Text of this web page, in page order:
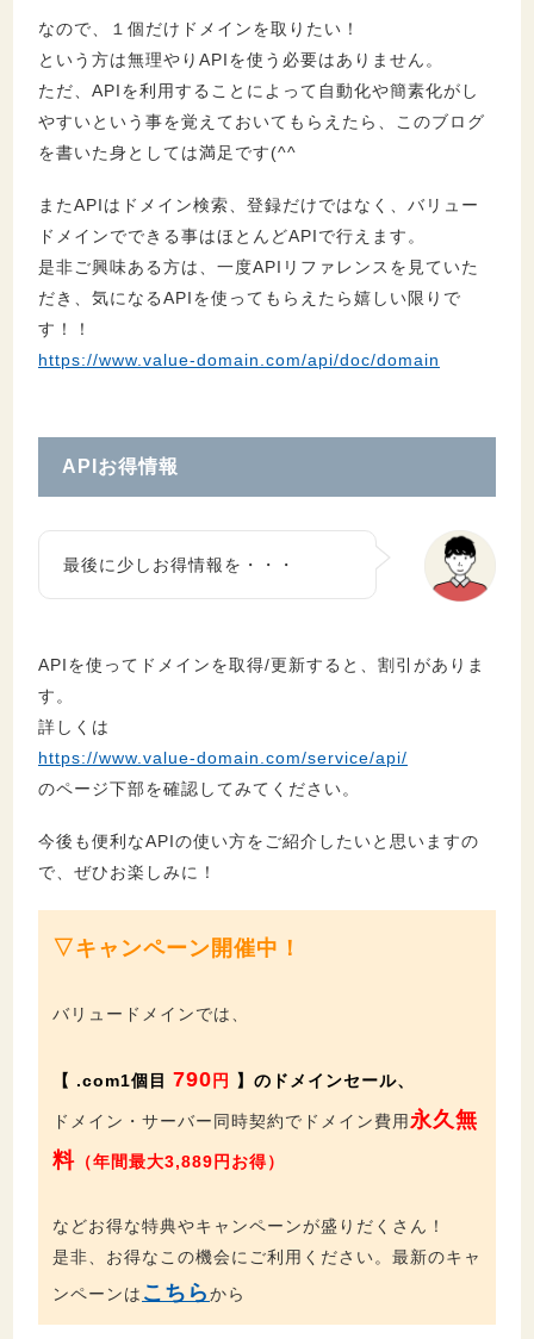
なので、１個だけドメインを取りたい！
という方は無理やりAPIを使う必要はありません。
ただ、APIを利用することによって自動化や簡素化がし
やすいという事を覚えておいてもらえたら、このブログ
を書いた身としては満足です(^^
またAPIはドメイン検索、登録だけではなく、バリュー
ドメインでできる事はほとんどAPIで行えます。
是非ご興味ある方は、一度APIリファレンスを見ていた
だき、気になるAPIを使ってもらえたら嬉しい限りで
す！！
https://www.value-domain.com/api/doc/domain
APIお得情報
最後に少しお得情報を・・・
APIを使ってドメインを取得/更新すると、割引がありま
す。
詳しくは
https://www.value-domain.com/service/api/
のページ下部を確認してみてください。
今後も便利なAPIの使い方をご紹介したいと思いますの
で、ぜひお楽しみに！
▽キャンペーン開催中！
バリュードメインでは、
【 .com1個目 790円 】のドメインセール、
ドメイン・サーバー同時契約でドメイン費用永久無
料 （年間最大3,889円お得）
などお得な特典やキャンペーンが盛りだくさん！
是非、お得なこの機会にご利用ください。 最新のキャ
ンペーンは こちらから